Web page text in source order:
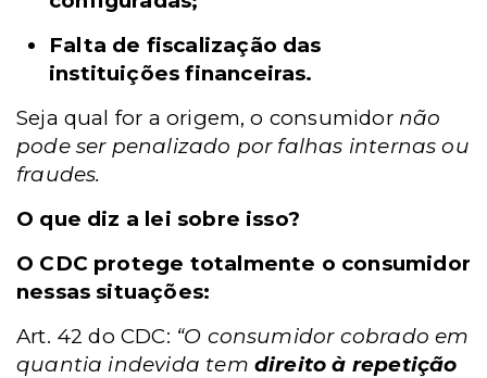
Falta de fiscalização das
instituições financeiras.
Seja qual for a origem, o consumidor não
pode ser penalizado por falhas internas ou
fraudes.
O que diz a lei sobre isso?
O CDC protege totalmente o consumidor
nessas situações:
Art. 42 do CDC: “O consumidor cobrado em
quantia indevida tem direito à repetição